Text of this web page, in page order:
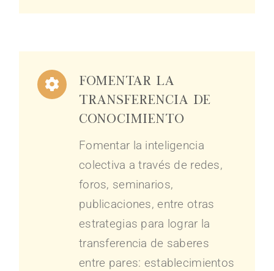
Fomentar la
transferencia de
conocimiento
Fomentar la inteligencia
colectiva a través de redes,
foros, seminarios,
publicaciones, entre otras
estrategias para lograr la
transferencia de saberes
entre pares: establecimientos